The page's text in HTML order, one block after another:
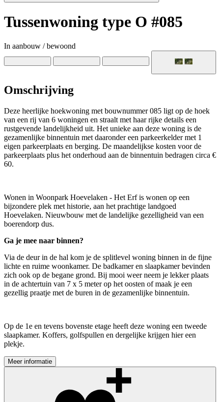
Tussenwoning type O #085
In aanbouw / bewoond
Omschrijving
Deze heerlijke hoekwoning met bouwnummer 085 ligt op de hoek
van een rij van 6 woningen en straalt met haar rijke details een
rustgevende landelijkheid uit. Het unieke aan deze woning is de
gezamenlijke binnentuin met daaronder een parkeerkelder met 1
eigen parkeerplaats en berging. De maandelijkse kosten voor de
parkeerplaats plus het onderhoud aan de binnentuin bedragen circa €
60.
Wonen in Woonpark Hoevelaken - Het Erf is wonen op een
bijzondere plek met historie, aan het prachtige landgoed
Hoevelaken. Nieuwbouw met de landelijke gezelligheid van een
boerendorp dus.
Ga je mee naar binnen?
Via de deur in de hal kom je de splitlevel woning binnen in de fijne
lichte en ruime woonkamer. De badkamer en slaapkamer bevinden
zich ook op de begane grond. Bij mooi weer neem je lekker plaats
in de achtertuin van 7 x 5 meter op het oosten of maak je een
gezellig praatje met de buren in de gezamenlijke binnentuin.
Op de 1e en tevens bovenste etage heeft deze woning een tweede
slaapkamer. Koffers, golfspullen en dergelijke krijgen hier een
plekje.
Meer informatie